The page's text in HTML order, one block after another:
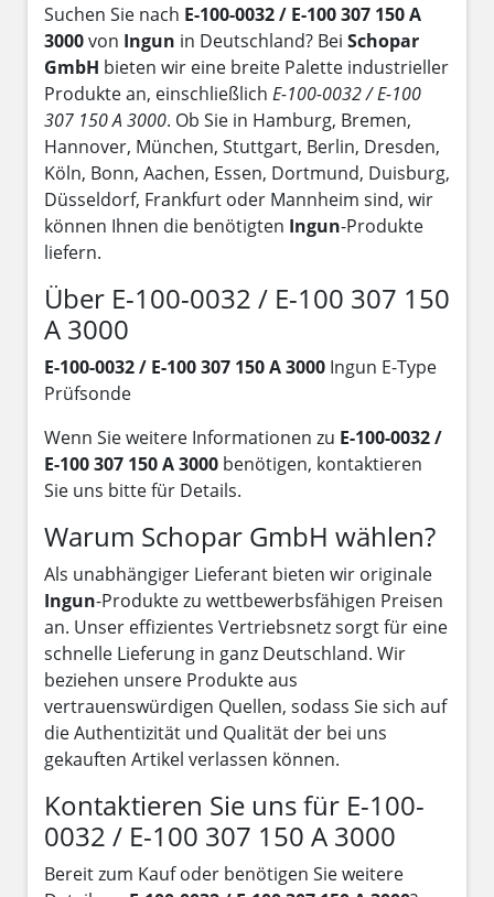
Suchen Sie nach E-100-0032 / E-100 307 150 A
3000von Ingun in Deutschland? Bei Schopar
GmbH bieten wir eine breite Palette industrieller
Produkte an, einschließlich E-100-0032 / E-100
307 150 A 3000. Ob Sie in Hamburg, Bremen,
Hannover, München, Stuttgart, Berlin, Dresden,
Köln, Bonn, Aachen, Essen, Dortmund, Duisburg,
Düsseldorf, Frankfurt oder Mannheim sind, wir
können Ihnen die benötigten Ingun-Produkte
liefern.
Über E-100-0032 / E-100 307 150
A 3000
E-100-0032 / E-100 307 150 A 3000 Ingun E-Type
Prüfsonde
Wenn Sie weitere Informationen zu E-100-0032 /
E-100 307 150 A 3000 benötigen, kontaktieren
Sie uns bitte für Details.
Warum Schopar GmbH wählen?
Als unabhängiger Lieferant bieten wir originale
Ingun-Produkte zu wettbewerbsfähigen Preisen
an. Unser effizientes Vertriebsnetz sorgt für eine
schnelle Lieferung in ganz Deutschland. Wir
beziehen unsere Produkte aus
vertrauenswürdigen Quellen, sodass Sie sich auf
die Authentizität und Qualität der bei uns
gekauften Artikel verlassen können.
Kontaktieren Sie uns für E-100-
0032 / E-100 307 150 A 3000
Bereit zum Kauf oder benötigen Sie weitere